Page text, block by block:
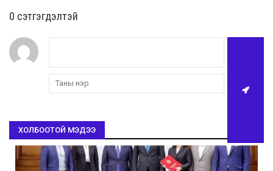
0 cэтгэгдэлтэй
ХОЛБООТОЙ МЭДЭЭ